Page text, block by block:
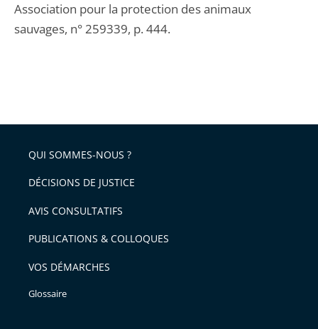
Association pour la protection des animaux
sauvages, n° 259339, p. 444.
QUI SOMMES-NOUS ?
DÉCISIONS DE JUSTICE
AVIS CONSULTATIFS
PUBLICATIONS & COLLOQUES
VOS DÉMARCHES
Glossaire